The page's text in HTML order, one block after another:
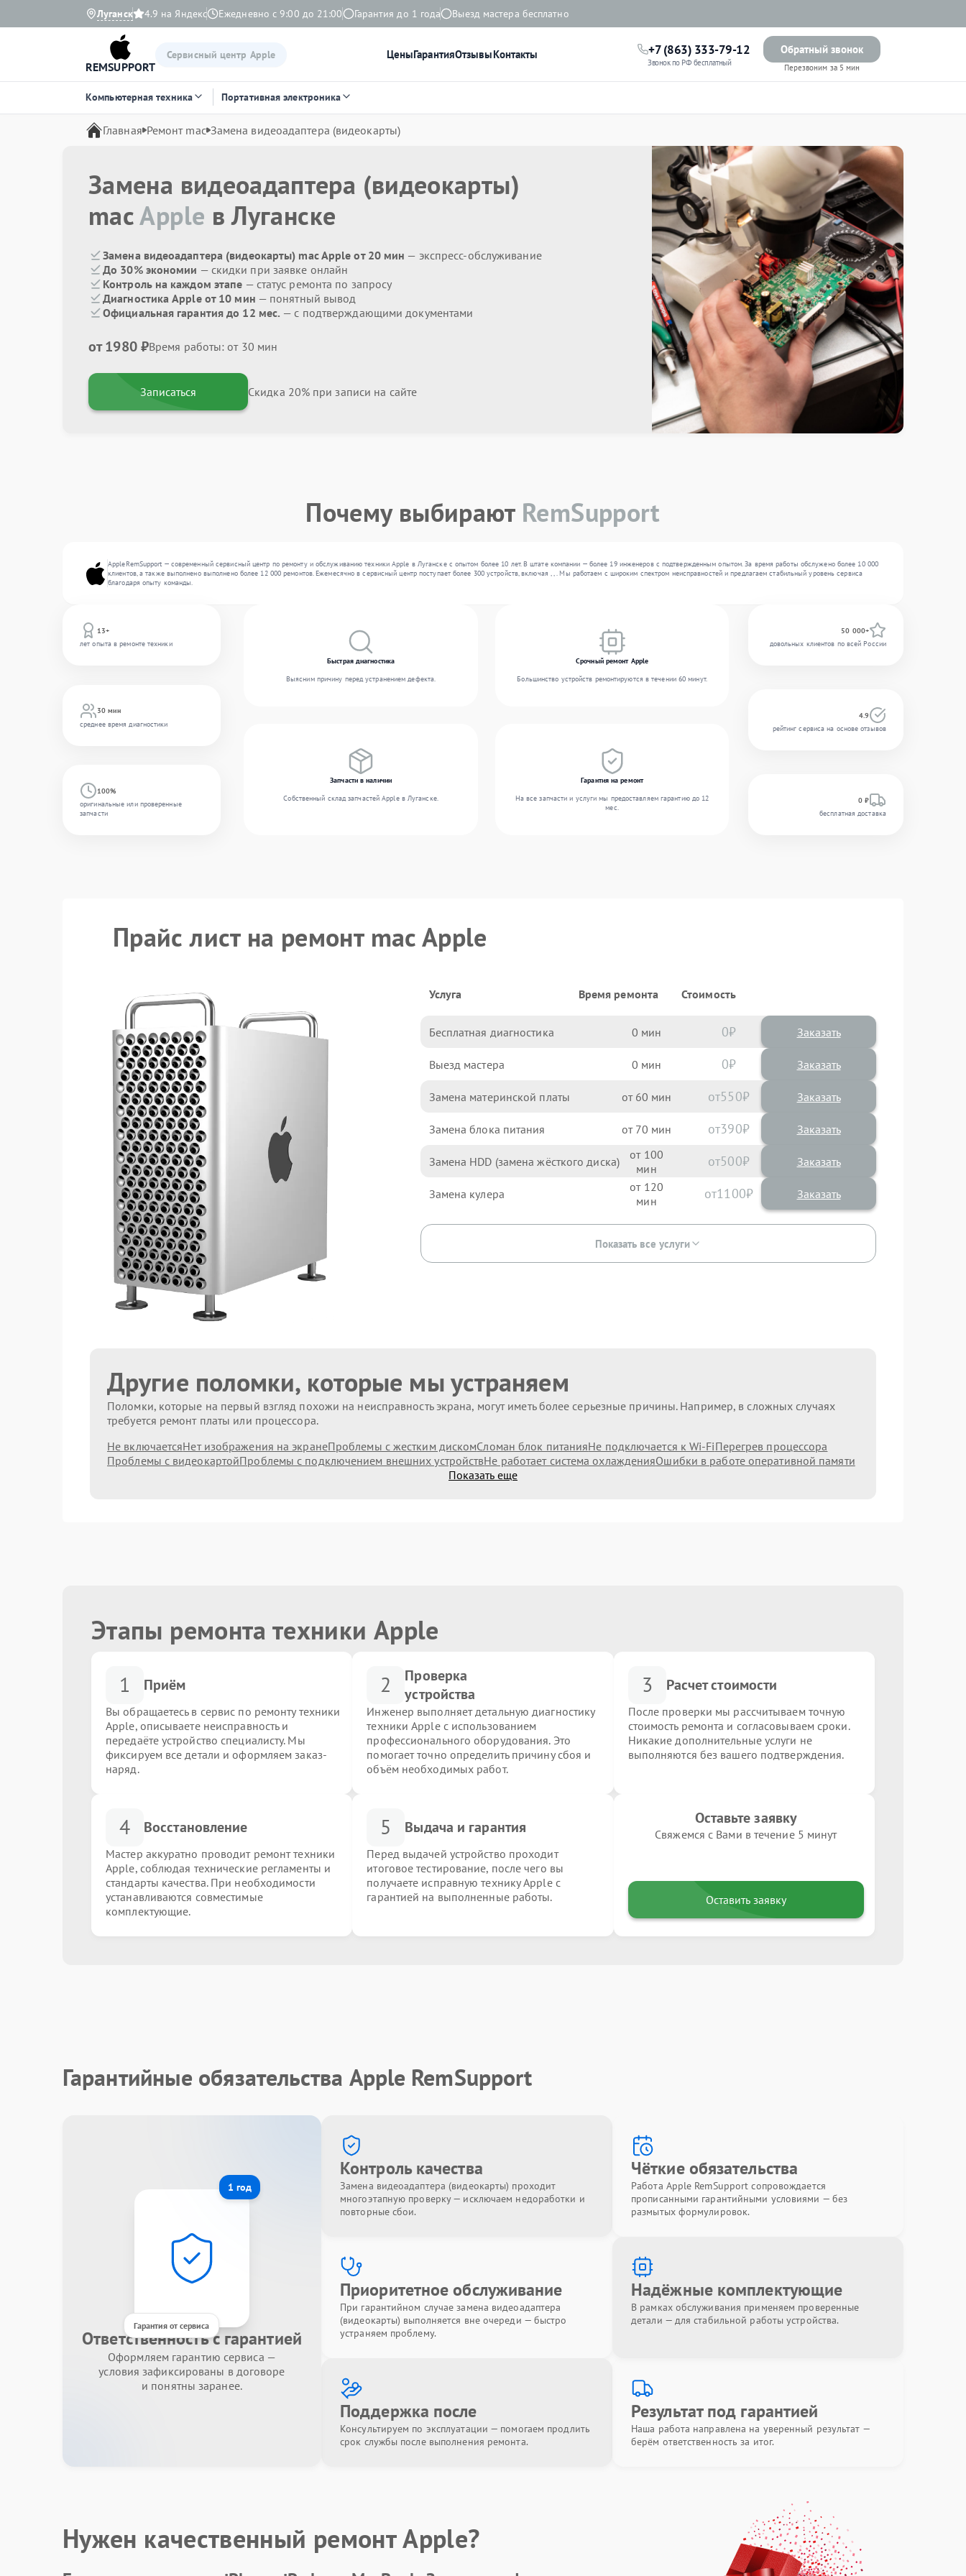
Луганск 4.9 на Яндекс Ежедневно с 9:00 до 21:00 Гарантия до 1 года Выезд мастера бесплатно
REMSUPPORT
Сервисный центр Apple ЦеныГарантияОтзывыКонтакты +7 (863) 333-79-12
Звонок по РФ бесплатный
Обратный звонок
Перезвоним за 5 мин
Компьютерная техника Портативная электроника
Главная Ремонт mac Замена видеоадаптера (видеокарты)
Замена видеоадаптера (видеокарты)
macApple в Луганске
Замена видеоадаптера (видеокарты) mac Apple от 20 мин — экспресс-обслуживание
До 30% экономии — скидки при заявке онлайн
Контроль на каждом этапе — статус ремонта по запросу
Диагностика Apple от 10 мин — понятный вывод
Официальная гарантия до 12 мес. — с подтверждающими документами
от 1980 ₽Время работы: от 30 мин
Записаться Скидка 20% при записи на сайте
Почему выбирают RemSupport
AppleRemSupport — современный сервисный центр по ремонту и обслуживанию техники Apple в Луганске с опытом более 10 лет. В штате компании — более 19 инженеров с подтвержденным опытом. За время работы обслужено более 10 000
клиентов, а также выполнено выполнено более 12 000 ремонтов. Ежемесячно в сервисный центр поступает более 300 устройств, включая , , . Мы работаем с широким спектром неисправностей и предлагаем стабильный уровень сервиса
благодаря опыту команды.
13+
лет опыта в ремонте техники
30 мин
среднее время диагностики
100%
оригинальные или проверенные
запчасти
Быстрая диагностика
Выясним причину перед устранением дефекта.
Срочный ремонт Apple
Большинство устройств ремонтируются в течении 60 минут.
Запчасти в наличии
Собственный склад запчастей Apple в Луганске.
Гарантия на ремонт
На все запчасти и услуги мы предоставляем гарантию до 12
мес.
50 000+
довольных клиентов по всей России
4.9
рейтинг сервиса на основе отзывов
0 ₽
бесплатная доставка
Прайс лист на ремонт mac Apple
Услуга Время ремонта Стоимость
Бесплатная диагностика 0 0 Заказать
Выезд мастера 0 0 Заказать
Замена материнской платы 60 550
Замена блока питания 70 390
Замена HDD (замена жёсткого диска) 100 500
Замена кулера 120 1100
Показать все услуги
Другие поломки, которые мы устраняем
Поломки, которые на первый взгляд похожи на неисправность экрана, могут иметь более серьезные причины. Например, в сложных случаях
требуется ремонт платы или процессора.
Не включаетсяНет изображения на экранеПроблемы с жестким дискомСломан блок питанияНе подключается к Wi-FiПерегрев процессора
Проблемы с видеокартойПроблемы с подключением внешних устройствНе работает система охлажденияОшибки в работе оперативной памяти
Показать еще
Этапы ремонта техники Apple
1 Приём
Вы обращаетесь в сервис по ремонту техники
Apple, описываете неисправность и
передаёте устройство специалисту. Мы
фиксируем все детали и оформляем заказ-
наряд.
2
Проверка
устройства
Инженер выполняет детальную диагностику
техники Apple с использованием
профессионального оборудования. Это
помогает точно определить причину сбоя и
объём необходимых работ.
3 Расчет стоимости
После проверки мы рассчитываем точную
стоимость ремонта и согласовываем сроки.
Никакие дополнительные услуги не
выполняются без вашего подтверждения.
4 Восстановление
Мастер аккуратно проводит ремонт техники
Apple, соблюдая технические регламенты и
стандарты качества. При необходимости
устанавливаются совместимые
комплектующие.
5 Выдача и гарантия
Перед выдачей устройство проходит
итоговое тестирование, после чего вы
получаете исправную технику Apple с
гарантией на выполненные работы.
Оставьте заявку
Свяжемся с Вами в течение 5 минут
Оставить заявку
Гарантийные обязательства Apple RemSupport
1 год
Гарантия от сервиса
Ответственность с гарантией
Оформляем гарантию сервиса —
условия зафиксированы в договоре
и понятны заранее.
Контроль качества
Замена видеоадаптера (видеокарты) проходит
многоэтапную проверку — исключаем недоработки и
повторные сбои.
Чёткие обязательства
Работа Apple RemSupport сопровождается
прописанными гарантийными условиями — без
размытых формулировок.
Приоритетное обслуживание
При гарантийном случае замена видеоадаптера
(видеокарты) выполняется вне очереди — быстро
устраняем проблему.
Надёжные комплектующие
В рамках обслуживания применяем проверенные
детали — для стабильной работы устройства.
Поддержка после
Консультируем по эксплуатации — помогаем продлить
срок службы после выполнения ремонта.
Результат под гарантией
Наша работа направлена на уверенный результат —
берём ответственность за итог.
Нужен качественный ремонт Apple?